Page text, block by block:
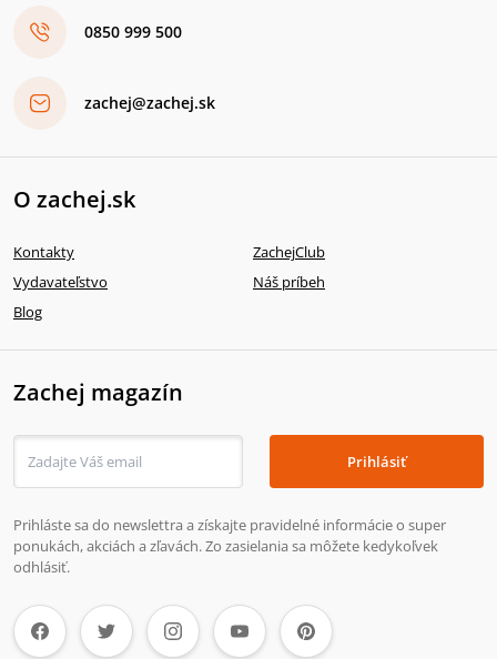
0850 999 500
zachej@zachej.sk
O zachej.sk
Kontakty
ZachejClub
Vydavateľstvo
Náš príbeh
Blog
Zachej magazín
Prihlásiť
Prihláste sa do newslettra a získajte pravidelné informácie o super
ponukách, akciách a zľavách. Zo zasielania sa môžete kedykoľvek
odhlásiť.